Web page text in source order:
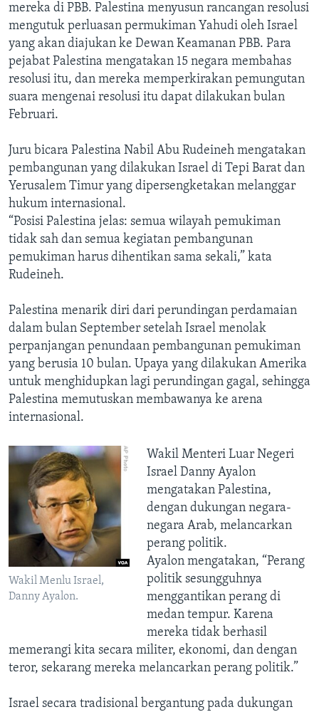
mereka di PBB. Palestina menyusun rancangan resolusi
mengutuk perluasan permukiman Yahudi oleh Israel
yang akan diajukan ke Dewan Keamanan PBB. Para
pejabat Palestina mengatakan 15 negara membahas
resolusi itu, dan mereka memperkirakan pemungutan
suara mengenai resolusi itu dapat dilakukan bulan
Februari.
Juru bicara Palestina Nabil Abu Rudeineh mengatakan
pembangunan yang dilakukan Israel di Tepi Barat dan
Yerusalem Timur yang dipersengketakan melanggar
hukum internasional.
“Posisi Palestina jelas: semua wilayah pemukiman
tidak sah dan semua kegiatan pembangunan
pemukiman harus dihentikan sama sekali,” kata
Rudeineh.
Palestina menarik diri dari perundingan perdamaian
dalam bulan September setelah Israel menolak
perpanjangan penundaan pembangunan pemukiman
yang berusia 10 bulan. Upaya yang dilakukan Amerika
untuk menghidupkan lagi perundingan gagal, sehingga
Palestina memutuskan membawanya ke arena
internasional.
Wakil Menlu Israel,
Danny Ayalon.
Wakil Menteri Luar Negeri
Israel Danny Ayalon
mengatakan Palestina,
dengan dukungan negara-
negara Arab, melancarkan
perang politik.
Ayalon mengatakan, “Perang
politik sesungguhnya
menggantikan perang di
medan tempur. Karena
mereka tidak berhasil
memerangi kita secara militer, ekonomi, dan dengan
teror, sekarang mereka melancarkan perang politik.”
Israel secara tradisional bergantung pada dukungan